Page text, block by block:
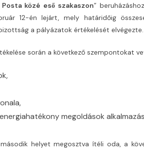
közé eső szakaszon”
12-én lejárt, mely határidőig
a pályázatok értékelését elvégezte.
során a következő szempontokat
megoldások
helyet megosztva ítéli oda, a